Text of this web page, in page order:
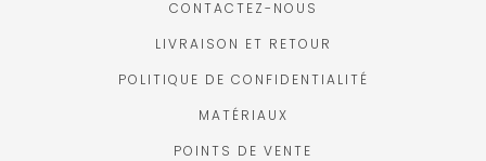
CONTACTEZ-NOUS
LIVRAISON ET RETOUR
POLITIQUE DE CONFIDENTIALITÉ
MATÉRIAUX
POINTS DE VENTE